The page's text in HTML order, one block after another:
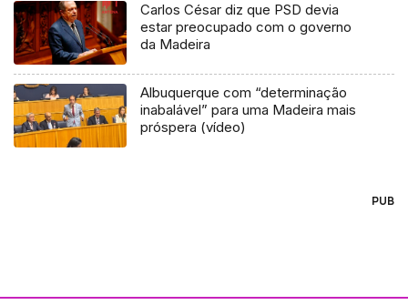
Carlos César diz que PSD devia
estar preocupado com o governo
da Madeira
Albuquerque com “determinação
inabalável” para uma Madeira mais
próspera (vídeo)
PUB